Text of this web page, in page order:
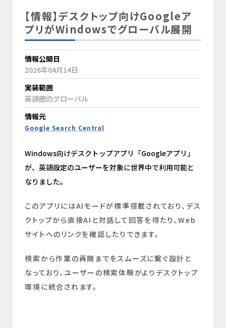
【情報】デスクトップ向けGoogleア
プリがWindowsでグローバル展開
情報公開日
2026年04月14日
実装範囲
英語圏のグローバル
情報元
Google Search Central
Windows向けデスクトップアプリ「Googleアプリ」
が、英語設定のユーザーを対象に世界中で利用可能と
なりました。
このアプリにはAIモードが標準搭載されており、デス
クトップから直接AIと対話して回答を得たり、Web
サイトへのリンクを確認したりできます。
検索から作業の再開までをスムーズに繋ぐ設計と
なっており、ユーザーの検索体験がよりデスクトップ
環境に統合されます。